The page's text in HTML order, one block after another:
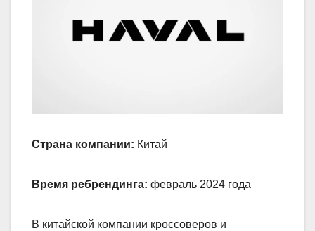
Страна компании: Китай
Время ребрендинга: февраль 2024 года
В китайской компании кроссоверов и